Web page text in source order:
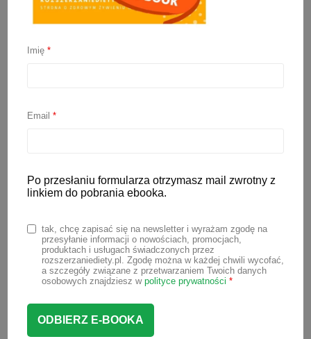
Kolacja dla niemowlaka
mają już za sobą, często pytają o to, jak
powinna się pojawić? W poniższym
artykule znajdziesz odpowiedzi na te
zdrowe kolacje dla niemowlaka.
Kolacja dla niemowlaka –
kiedy wprowadzić?
Imię*
Email*
Po przesłaniu formularza otrzymasz mail zwrotny z
linkiem do pobrania ebooka.
tak, chcę zapisać się na newsletter i wyrażam zgodę na
przesyłanie informacji o nowościach, promocjach,
produktach i usługach świadczonych przez
rozszerzaniediety.pl. Zgodę można w każdej chwili wycofać,
a szczegóły związane z przetwarzaniem Twoich danych
osobowych znajdziesz w polityce prywatności *